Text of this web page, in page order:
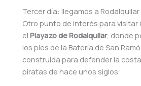
Tercer día: llegamos a
Otro punto de interés para visitar
el Playazo de Rodalquilar, donde
los pies de la Batería de San
construida para defender la
piratas de hace unos siglos.